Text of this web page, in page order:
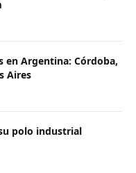
en Argentina: Córdoba,
Aires
polo industrial